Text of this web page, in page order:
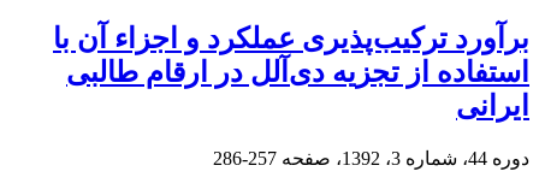
برآورد ترکیب‌پذیری عملکرد و اجزاء آن با
استفاده از تجزیه دی‌آلل در ارقام طالبی
ایرانی
دوره 44، شماره 3، 1392، صفحه 257-286